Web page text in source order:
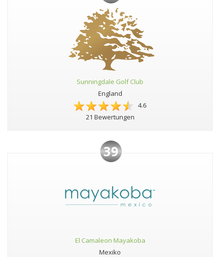
Sunningdale Golf Club
England
4.6
21 Bewertungen
39
El Camaleon Mayakoba
Mexiko